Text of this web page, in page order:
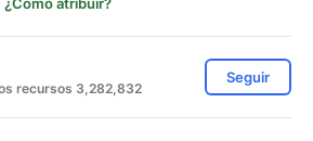
recursos 3,282,832
Seguir